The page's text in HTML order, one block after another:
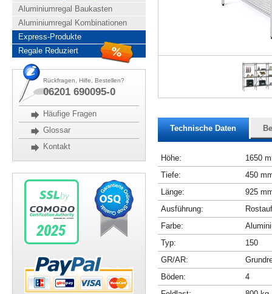
Aluminiumregal Baukasten
Aluminiumregal Kombinationen
Express-Produkte
Regale Reduziert
Rückfragen, Hilfe, Bestellen?
06201 690095-0
Häufige Fragen
Glossar
Kontakt
Technische Daten
Höhe:
1650
Tiefe:
450
Länge:
925
Ausführung:
Farbe:
Typ:
150
GR/AR:
Böden:
4